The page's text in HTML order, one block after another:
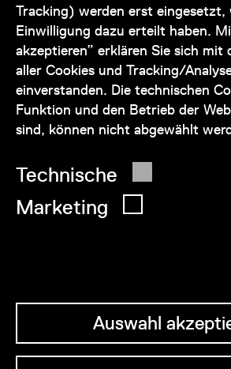
Tracking) werden erst eingesetzt,
Einwilligung dazu erteilt haben.
akzeptieren” erklären Sie sich mit
aller Cookies und Tracking/
einverstanden. Die technischen
Funktion und den Betrieb der
sind, können nicht abgewählt
Technische
Marketing
Auswahl
+43 1 505 87 47 85173
service@wienmuseum.at
© 2026 Wien Museum